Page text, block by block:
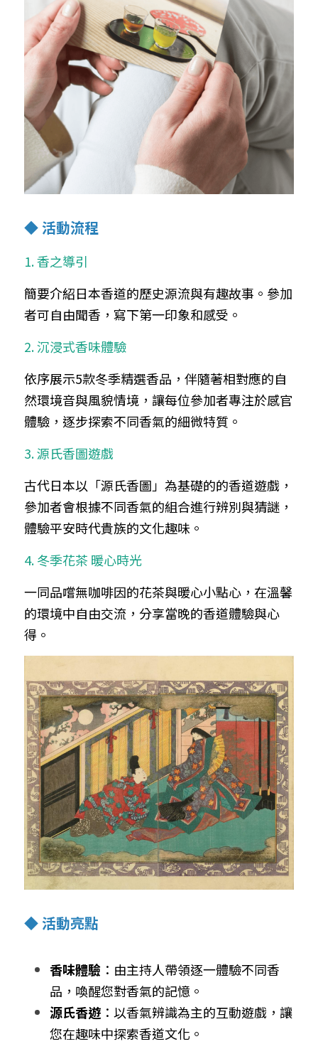
◆ 活動流程
1. 香之導引
簡要介紹日本香道的歷史源流與有趣故事。參加
者可自由聞香，寫下第一印象和感受。
2. 沉浸式香味體驗
依序展示5款冬季精選香品，伴隨著相對應的自
然環境音與風貌情境，讓每位參加者專注於感官
體驗，逐步探索不同香氣的細微特質。
3. 源氏香圖遊戲
古代日本以「源氏香圖」為基礎的的香道遊戲，
參加者會根據不同香氣的組合進行辨別與猜謎，
體驗平安時代貴族的文化趣味。
4. 冬季花茶 暖心時光
一同品嚐無咖啡因的花茶與暖心小點心，在溫馨
的環境中自由交流，分享當晚的香道體驗與心
得。
◆ 活動亮點
香味體驗 ：由主持人帶領逐一體驗不同香
品，喚醒您對香氣的記憶。
源氏香遊 ：以香氣辨識為主的互動遊戲，讓
您在趣味中探索香道文化。